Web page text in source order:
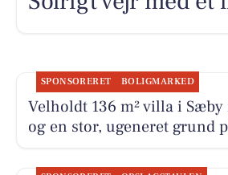
SPONSORERET BOLIGMARKED
Velholdt 136 m² villa i Sæby
og en stor, ugeneret grund